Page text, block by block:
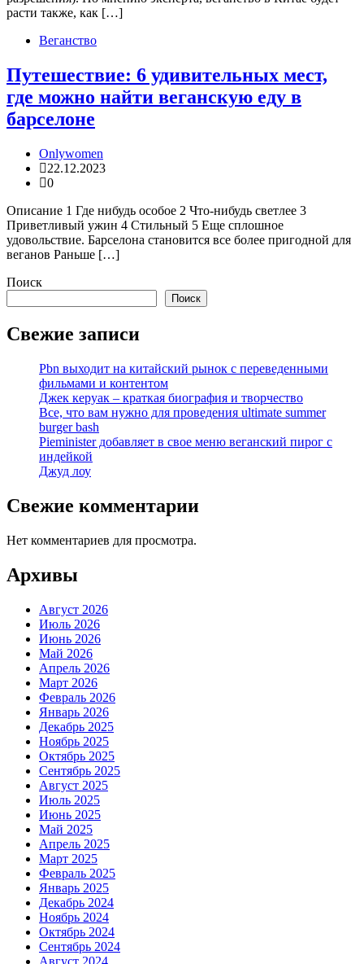
расти также, как […]
Веганство
Путешествие: 6 удивительных мест,
где можно найти веганскую еду в
барселоне
Onlywomen
22.12.2023
0
Описание 1 Где нибудь особое 2 Что-нибудь светлее 3
Приветливый ужин 4 Стильный 5 Еще сплошное
удовольствие. Барселона становится все более пригодной для
веганов Раньше […]
Поиск
Поиск
Свежие записи
Pbn выходит на китайский рынок с переведенными
фильмами и контентом
Джек керуак – краткая биография и творчество
Все, что вам нужно для проведения ultimate summer
burger bash
Pieminister добавляет в свое меню веганский пирог с
индейкой
Джуд лоу
Свежие комментарии
Нет комментариев для просмотра.
Архивы
Август 2026
Июль 2026
Июнь 2026
Май 2026
Апрель 2026
Март 2026
Февраль 2026
Январь 2026
Декабрь 2025
Ноябрь 2025
Октябрь 2025
Сентябрь 2025
Август 2025
Июль 2025
Июнь 2025
Май 2025
Апрель 2025
Март 2025
Февраль 2025
Январь 2025
Декабрь 2024
Ноябрь 2024
Октябрь 2024
Сентябрь 2024
Август 2024